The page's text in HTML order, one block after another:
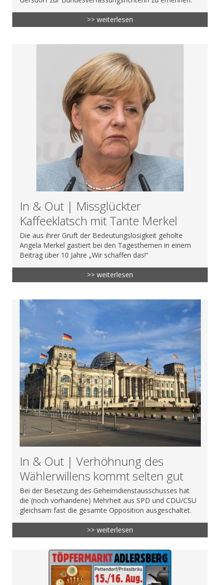
>> weiterlesen
In & Out | Missglückter
Kaffeeklatsch mit Tante Merkel
Die aus ihrer Gruft der Bedeutungslosigkeit geholte
Angela Merkel gastiert bei den Tagesthemen in einem
Beitrag über 10 Jahre „Wir schaffen das!“
>> weiterlesen
In & Out | Verhöhnung des
Wählerwillens kommt selten gut
Bei der Besetzung des Geheimdienstausschusses hat
die (noch vorhandene) Mehrheit aus SPD und CDU/CSU
gleichsam fast die gesamte Opposition ausgeschaltet.
>> weiterlesen